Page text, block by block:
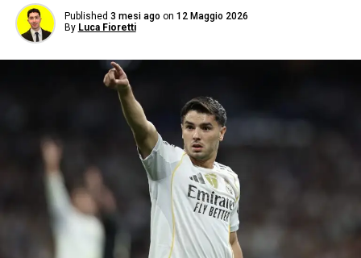
Published 3 mesi ago on 12 Maggio 2026
By Luca Fioretti